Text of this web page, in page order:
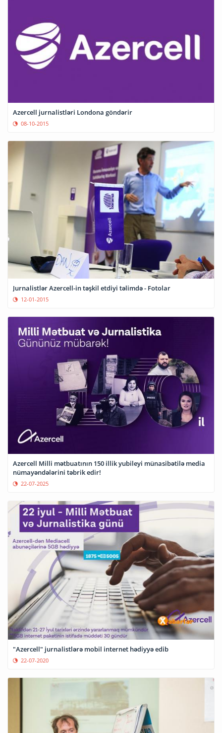
Azercell jurnalistləri Londona göndərir
08-10-2015
Jurnalistlər Azercell-in təşkil etdiyi təlimdə - Fotolar
12-01-2015
Azercell Milli mətbuatının 150 illik yubileyi münasibətilə media
nümayəndələrini təbrik edir!
22-07-2025
"Azercell" jurnalistlərə mobil internet hədiyyə edib
22-07-2020